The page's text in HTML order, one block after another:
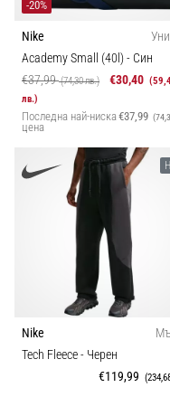
-20%
Nike
Academy Small (40l)- Син
€37,99(74,30 лв.) €30,40
лв.)
Последна най-ниска
цена
€37,99
Nike
Tech Fleece- Черен
€119,99